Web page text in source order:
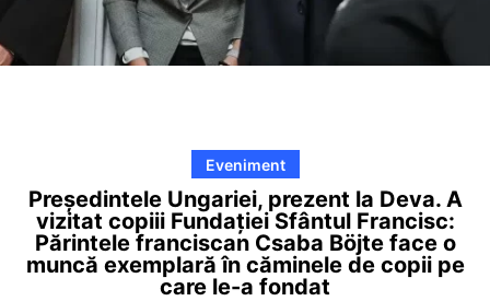
Eveniment
Președintele Ungariei, prezent la Deva. A
vizitat copiii Fundației Sfântul Francisc:
Părintele franciscan Csaba Böjte face o
muncă exemplară în căminele de copii pe
care le-a fondat